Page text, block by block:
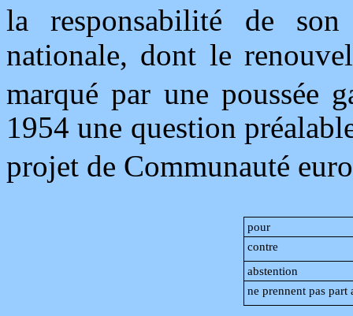
la responsabilité de son
nationale, dont le
marqué par une poussée
1954 une question
projet de Communauté
pour
contre
abstention
ne prennent pas part